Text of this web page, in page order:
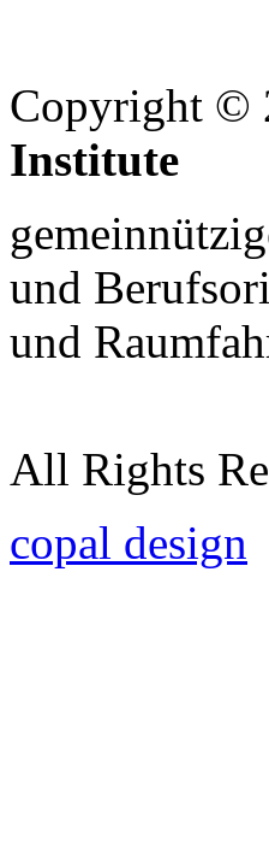
Copyright ©
Institute
und
und
All Rights
copal design